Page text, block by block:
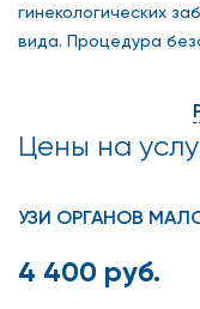
гинекологических
вида. Процедура
органов и
требует особо
дает возможность
Арбате имеют опыт
европейского
Цены на
УЗИ ОРГАНОВ
4 400 руб.